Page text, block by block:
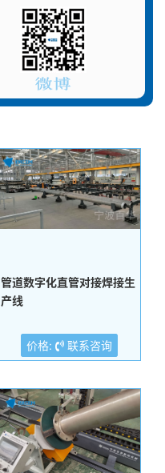
管道数字化直管对接焊接生
产线
价格: 联系咨询